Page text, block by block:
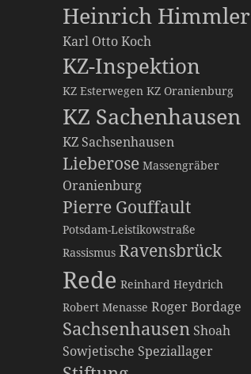
Heinrich Himmler
Karl Otto Koch
KZ-Inspektion
KZ Esterwegen KZ Oranienburg
KZ Sachenhausen
KZ Sachsenhausen
Lieberose Massengräber
Oranienburg
Pierre Gouffault
Potsdam-Leistikowstraße
Rassismus Ravensbrück
Rede Reinhard Heydrich
Robert Menasse Roger Bordage
Sachsenhausen Shoah
Sowjetische Speziallager